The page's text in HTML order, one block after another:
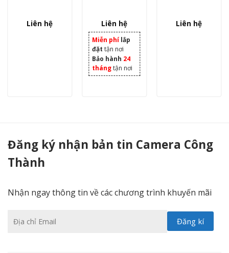
Liên hệ Liên hệ
Miễn phí lắp
đặt tận nơi
Bảo hành 24
thángtận nơi
Liên hệ
Đăng ký nhận bản tin Camera Công
Thành
Nhận ngay thông tin về các chương trình khuyến mãi